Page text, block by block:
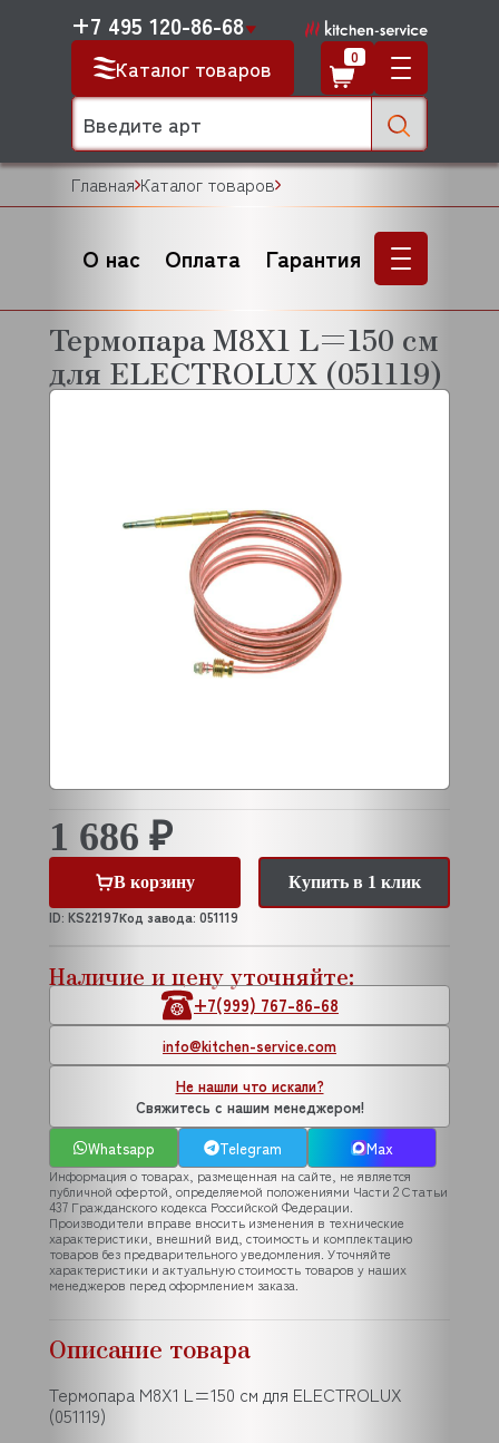
Каталог товаров
+7 495 120-86-68
0
Главная Каталог товаров
О нас Оплата Гарантия
Термопара M8X1 L=150 см
для ELECTROLUX (051119)
1 686 ₽
В корзину
Купить в 1 клик
ID: KS22197Код завода: 051119
Наличие и цену уточняйте:
+7(999) 767-86-68
info@kitchen-service.com
Не нашли что искали?
Свяжитесь с нашим менеджером!
Whatsapp
Telegram Max
Информация о товарах, размещенная на сайте, не является
публичной офертой, определяемой положениями Части 2 Статьи
437 Гражданского кодекса Российской Федерации.
Производители вправе вносить изменения в технические
характеристики, внешний вид, стоимость и комплектацию
товаров без предварительного уведомления. Уточняйте
характеристики и актуальную стоимость товаров у наших
менеджеров перед оформлением заказа.
Описание товара
Термопара M8X1 L=150 см для ELECTROLUX
(051119)